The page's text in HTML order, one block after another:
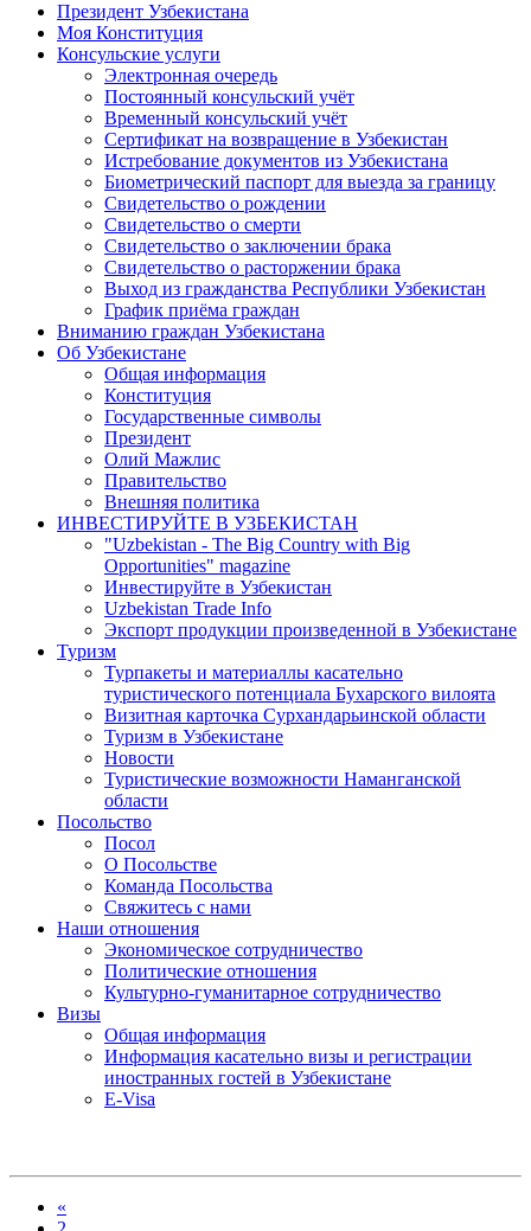
Президент Узбекистана
Моя Конституция
Консульские услуги
Электронная очередь
Постоянный консульский учёт
Временный консульский учёт
Сертификат на возвращение в Узбекистан
Истребование документов из Узбекистана
Биометрический паспорт для выезда за границу
Свидетельство о рождении
Свидетельство о смерти
Свидетельство о заключении брака
Свидетельство о расторжении брака
Выход из гражданства Республики Узбекистан
График приёма граждан
Вниманию граждан Узбекистана
Об Узбекистане
Общая информация
Конституция
Государственные символы
Президент
Олий Мажлис
Правительство
Внешняя политика
ИНВЕСТИРУЙТЕ В УЗБЕКИСТАН
"Uzbekistan - The Big Country with Big
Opportunities" magazine
Инвестируйте в Узбекистан
Uzbekistan Trade Info
Экспорт продукции произведенной в Узбекистане
Туризм
Турпакеты и материаллы касательно
туристического потенциала Бухарского вилоята
Визитная карточка Сурхандарьинской области
Туризм в Узбекистане
Новости
Туристические возможности Наманганской
области
Посольство
Посол
О Посольстве
Команда Посольства
Свяжитесь с нами
Наши отношения
Экономическое сотрудничество
Политические отношения
Культурно-гуманитарное сотрудничество
Визы
Общая информация
Информация касательно визы и регистрации
иностранных гостей в Узбекистане
E-Visa
«